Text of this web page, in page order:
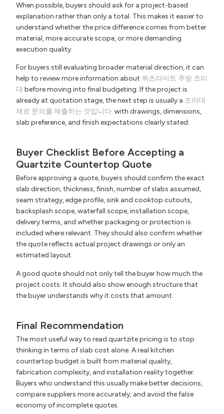
When possible, buyers should ask for a project-based
explanation rather than only a total. This makes it easier to
understand whether the price difference comes from better
material, more accurate scope, or more demanding
execution quality.
For buyers still evaluating broader material direction, it can
help to review more information about 쿼츠라이트 주방 조리
대 before moving into final budgeting. If the project is
already at quotation stage, the next step is usually a 조리대
재료 문의를 제출하는 것입니다. with drawings, dimensions,
slab preference, and finish expectations clearly stated.
Buyer Checklist Before Accepting a
Quartzite Countertop Quote
Before approving a quote, buyers should confirm the exact
slab direction, thickness, finish, number of slabs assumed,
seam strategy, edge profile, sink and cooktop cutouts,
backsplash scope, waterfall scope, installation scope,
delivery terms, and whether packaging or protection is
included where relevant. They should also confirm whether
the quote reflects actual project drawings or only an
estimated layout.
A good quote should not only tell the buyer how much the
project costs. It should also show enough structure that
the buyer understands why it costs that amount.
Final Recommendation
The most useful way to read quartzite pricing is to stop
thinking in terms of slab cost alone. A real kitchen
countertop budget is built from material quality,
fabrication complexity, and installation reality together.
Buyers who understand this usually make better decisions,
compare suppliers more accurately, and avoid the false
economy of incomplete quotes.